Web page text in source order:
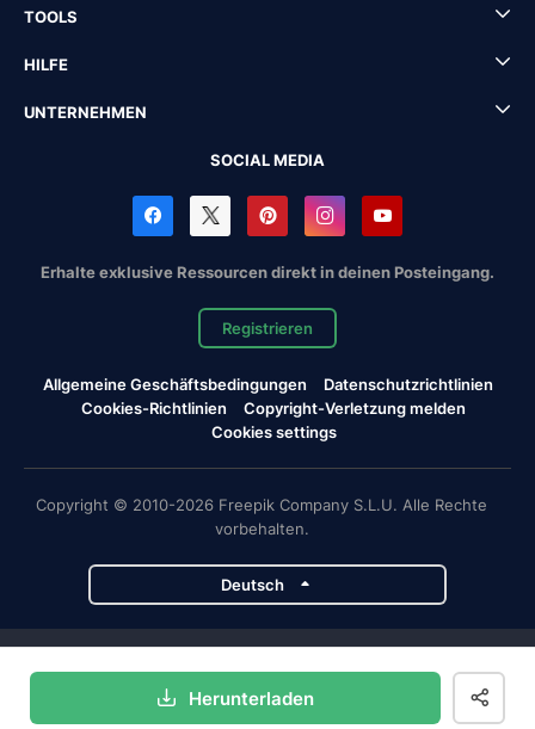
Herunterladen
TOOLS
HILFE
UNTERNEHMEN
SOCIAL MEDIA
Erhalte exklusive Ressourcen direkt in deinen Posteingang.
Registrieren
Allgemeine Geschäftsbedingungen
Datenschutzrichtlinien
Cookies-Richtlinien
Copyright-Verletzung melden
Cookies settings
Copyright © 2010-2026 Freepik Company S.L.U. Alle Rechte
vorbehalten.
Deutsch
Magnific Flaticon